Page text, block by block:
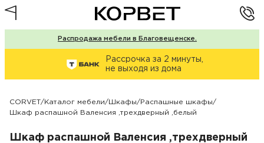
Распродажа мебели в Благовещенске.
Рассрочка за 2 минуты,
не выходя из дома
CORVET/Каталог мебели/ Шкафы/Распашные шкафы/
Шкаф распашной Валенсия ,трехдверный ,белый
Шкаф распашной Валенсия ,трехдверный